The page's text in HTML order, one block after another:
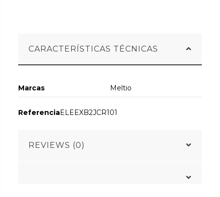
CARACTERÍSTICAS TÉCNICAS
Marcas Meltio
ReferenciaELEEXB2JCR101
REVIEWS (0)